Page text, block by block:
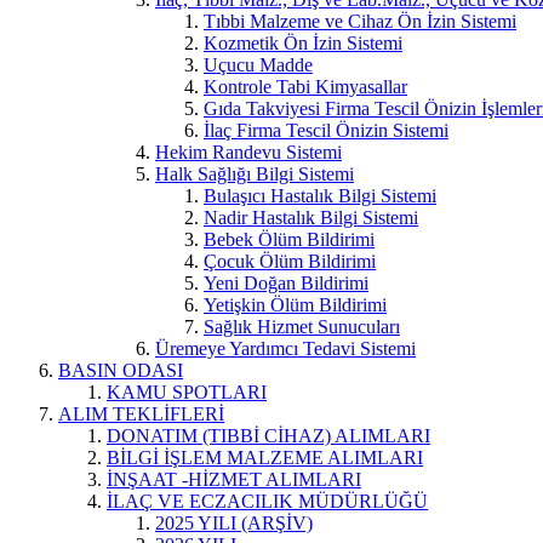
Tıbbi Malzeme ve Cihaz Ön İzin Sistemi
Kozmetik Ön İzin Sistemi
Uçucu Madde
Kontrole Tabi Kimyasallar
Gıda Takviyesi Firma Tescil Önizin
İlaç Firma Tescil Önizin Sistemi
Hekim Randevu Sistemi
Halk Sağlığı Bilgi Sistemi
Bulaşıcı Hastalık Bilgi Sistemi
Nadir Hastalık Bilgi Sistemi
Bebek Ölüm Bildirimi
Çocuk Ölüm Bildirimi
Yeni Doğan Bildirimi
Yetişkin Ölüm Bildirimi
Sağlık Hizmet Sunucuları
Üremeye Yardımcı Tedavi Sistemi
BASIN ODASI
KAMU SPOTLARI
ALIM TEKLİFLERİ
DONATIM (TIBBİ CİHAZ) ALIMLARI
BİLGİ İŞLEM MALZEME ALIMLARI
İNŞAAT -HİZMET ALIMLARI
İLAÇ VE ECZACILIK MÜDÜRLÜĞÜ
2025 YILI (ARŞİV)